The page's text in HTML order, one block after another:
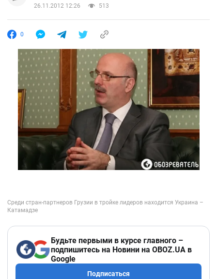
26.11.2012 12:26 513
0
Будьте первыми в курсе главного –
подпишитесь на Новини на OBOZ.UA в
Google
Подписаться